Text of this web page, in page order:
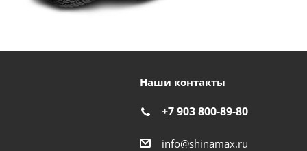
Наши контакты
+7 903 800-89-80
info@shinamax.ru